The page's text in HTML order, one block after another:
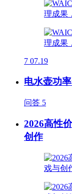
7 07.19
电水壶功
问答 5
2026高性
创作